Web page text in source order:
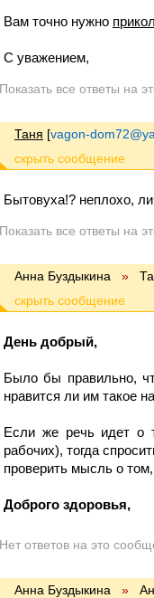
Вам точно нужно
С уважением,
все ответы на
Таня [vagon-
Бытовуха!? неплохо,
все ответы на
Анна Буздыкина »
День добрый,
Было бы правильно,
нравится ли им такое
Если же речь идет о
рабочих), тогда
проверить мысль о
Доброго здоровья,
ответов на это
Анна Буздыкина »